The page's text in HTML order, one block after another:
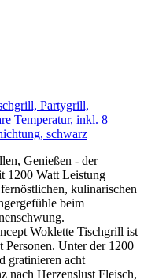
Partygrill,
Temperatur, inkl. 8
schwarz
Genießen - der
1200 Watt Leistung
kulinarischen
beim
Woklette Tischgrill ist
Personen. Unter der 1200
gratinieren acht
nach Herzenslust Fleisch,